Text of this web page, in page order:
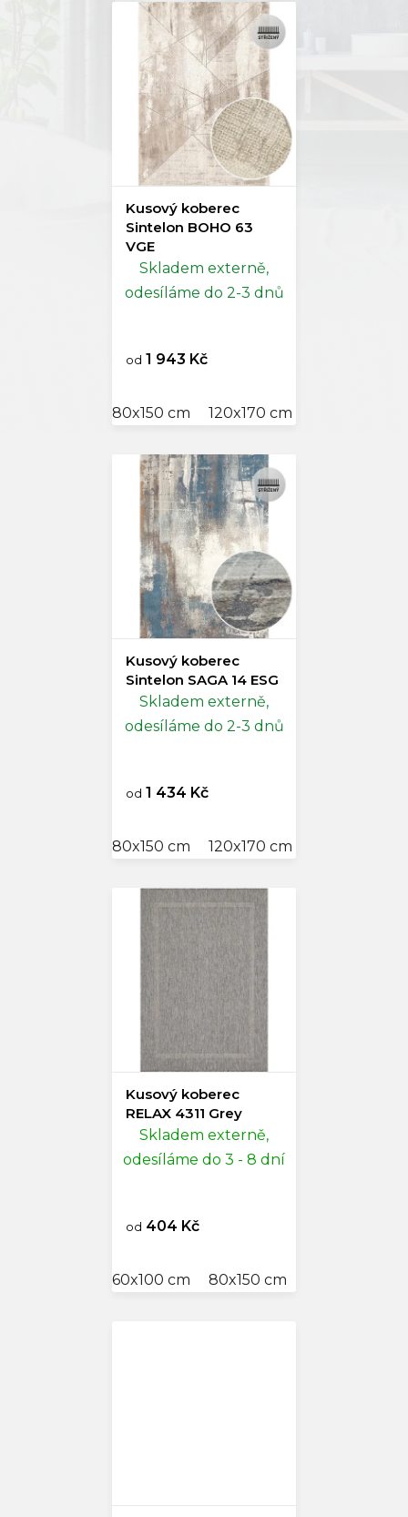
Kusový koberec
Sintelon BOHO 63
VGE
Skladem externě,
odesíláme do 2-3 dnů
od 1 943 Kč
80x150 cm 120x170 cm
Kusový koberec
Sintelon SAGA 14 ESG
Skladem externě,
odesíláme do 2-3 dnů
od 1 434 Kč
80x150 cm 120x170 cm
Kusový koberec
RELAX 4311 Grey
Skladem externě,
odesíláme do 3 - 8 dní
od 404 Kč
60x100 cm 80x150 cm